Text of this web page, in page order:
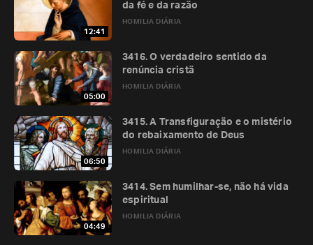
12:41
HOMILIA DIÁRIA
da fé e da razão
05:00
HOMILIA DIÁRIA
3416. O verdadeiro sentido da
renúncia cristã
06:50
HOMILIA DIÁRIA
3415. A Transfiguração e o mistério
do rebaixamento de Deus
04:49
HOMILIA DIÁRIA
3414. Sem humilhar-se, não há vida
espiritual